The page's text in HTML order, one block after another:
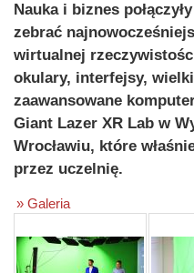
Nauka i biznes
zebrać
wirtualnej
okulary, interfejsy,
zaawansowane
Giant Lazer XR Lab w
Wrocławiu, które
przez uczelnię.
» Galeria